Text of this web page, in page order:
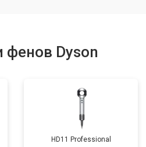
фенов Dyson
HD11 Professional